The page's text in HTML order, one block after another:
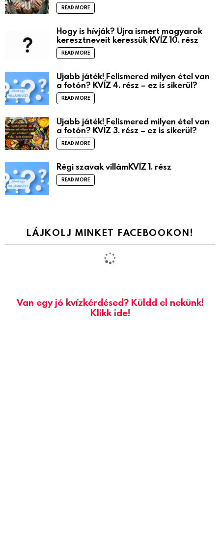
READ MORE
Hogy is hívják? Újra ismert magyarok
keresztneveit keressük KVÍZ 10. rész
READ MORE
Újabb játék! Felismered milyen étel van
a fotón? KVÍZ 4. rész – ez is sikerül?
READ MORE
Újabb játék! Felismered milyen étel van
a fotón? KVÍZ 3. rész – ez is sikerül?
READ MORE
Régi szavak villámKVÍZ 1. rész
READ MORE
LÁJKOLJ MINKET FACEBOOKON!
Van egy jó kvízkérdésed? Küldd el nekünk!
Klikk ide!